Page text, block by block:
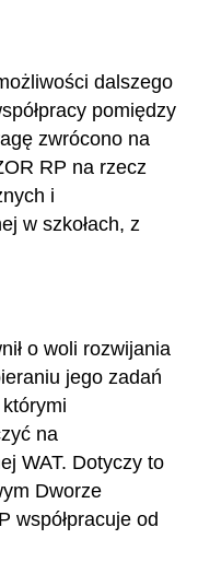
dalszego
pomiędzy
zwrócono na
RP na rzecz
i
w szkołach, z
o woli rozwijania
jego zadań
na
WAT. Dotyczy to
Dworze
współpracuje od